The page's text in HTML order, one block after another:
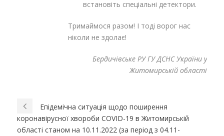
встановіть спеціальні детектори.
Тримаймося разом! І тоді ворог нас
ніколи не здолає!
Бердичівське РУ ГУ ДСНС України у
Житомирській області
Епідемічна ситуація щодо поширення
коронавірусної хвороби COVID-19 в Житомирській
області станом на 10.11.2022 (за період з 04.11-